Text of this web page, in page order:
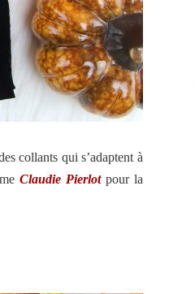
collants qui s’adaptent à
Claudie Pierlotpour la